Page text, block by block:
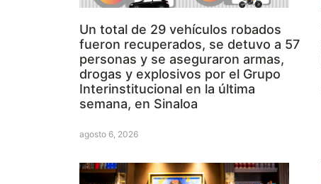
Un total de 29 vehículos robados
fueron recuperados, se detuvo a 57
personas y se aseguraron armas,
drogas y explosivos por el Grupo
Interinstitucional en la última
semana, en Sinaloa
agosto 6, 2026